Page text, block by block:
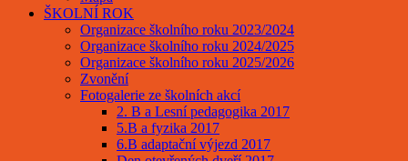
ŠKOLNÍ ROK
Organizace školního roku 2023/2024
Organizace školního roku 2024/2025
Organizace školního roku 2025/2026
Zvonění
Fotogalerie ze školních akcí
2. B a Lesní pedagogika 2017
5.B a fyzika 2017
6.B adaptační výjezd 2017